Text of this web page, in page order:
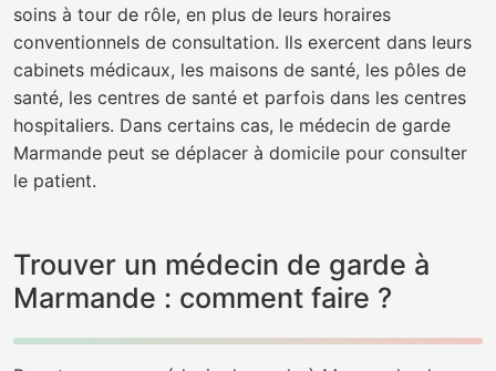
soins à tour de rôle, en plus de leurs horaires
conventionnels de consultation. Ils exercent dans leurs
cabinets médicaux, les maisons de santé, les pôles de
santé, les centres de santé et parfois dans les centres
hospitaliers. Dans certains cas, le médecin de garde
Marmande peut se déplacer à domicile pour consulter
le patient.
Trouver un médecin de garde à
Marmande : comment faire ?